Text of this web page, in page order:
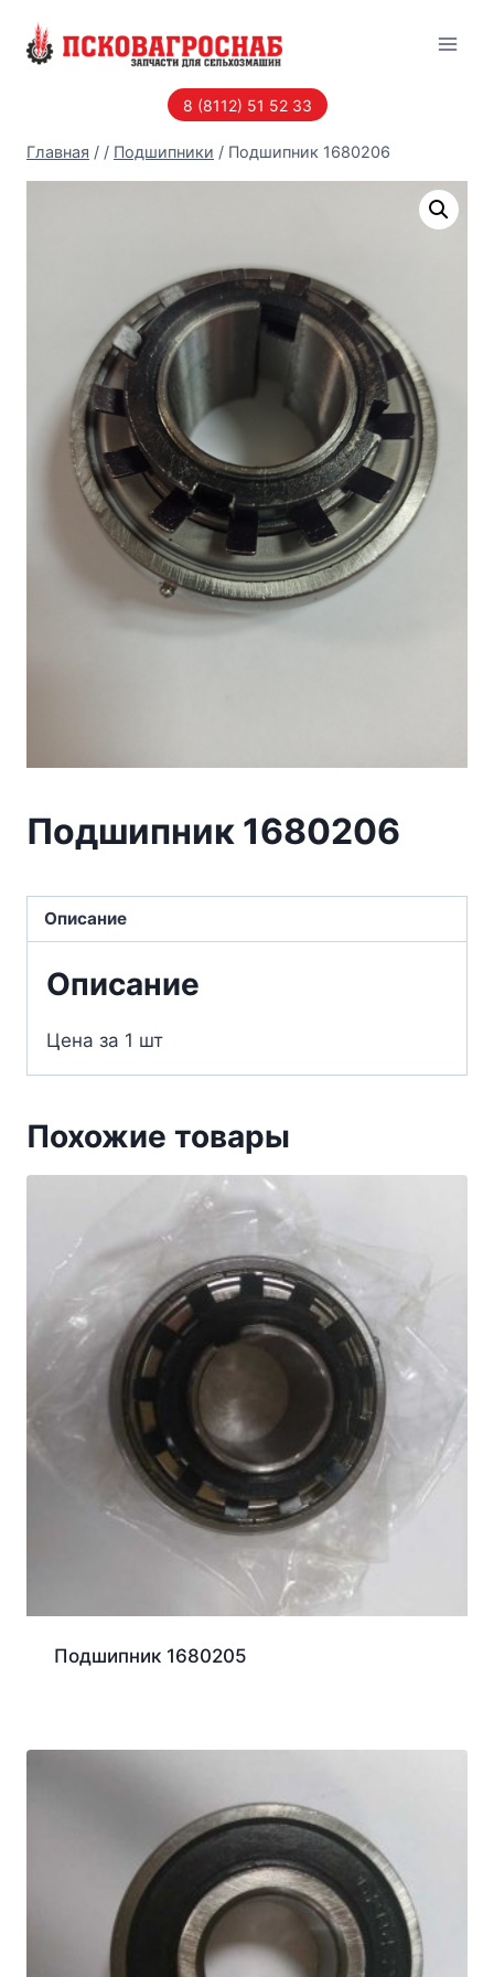
8 (8112) 51 52 33
Главная / / Подшипники / Подшипник 1680206
Подшипник 1680206
Описание
Описание
Цена за 1 шт
Похожие товары
Подшипник 1680205